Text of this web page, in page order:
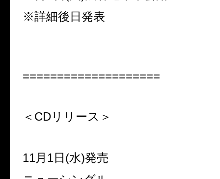
※詳細後日発表
====================
＜CDリリース＞
11月1日(水)発売